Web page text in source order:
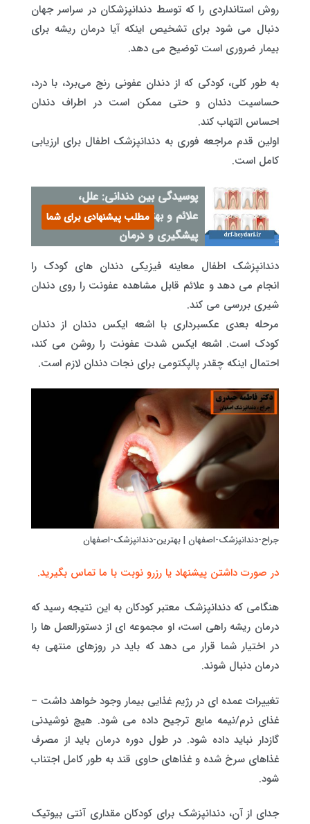
روش استانداردی را که توسط دندانپزشکان در سراسر جهان
دنبال می شود برای تشخیص اینکه آیا درمان ریشه برای
بیمار ضروری است توضیح می دهد.
به طور کلی، کودکی که از دندان عفونی رنج می‌برد، با درد،
حساسیت دندان و حتی ممکن است در اطراف دندان
احساس التهاب کند.
اولین قدم مراجعه فوری به دندانپزشک اطفال برای ارزیابی
کامل است.
پوسیدگی بین دندانی: علل،
علائم و بهترین روش‌های
پیشگیری و درمان
مطلب پیشنهادی برای شما
دندانپزشک اطفال معاینه فیزیکی دندان های کودک را
انجام می دهد و علائم قابل مشاهده عفونت را روی دندان
شیری بررسی می کند.
مرحله بعدی عکسبرداری با اشعه ایکس دندان از دندان
کودک است. اشعه ایکس شدت عفونت را روشن می کند،
احتمال اینکه چقدر پالپکتومی برای نجات دندان لازم است.
جراح-دندانپزشک-اصفهان | بهترین-دندانپزشک-اصفهان
در صورت داشتن پیشنهاد یا رزرو نوبت با ما تماس بگیرید.
هنگامی که دندانپزشک معتبر کودکان به این نتیجه رسید که
درمان ریشه راهی است، او مجموعه ای از دستورالعمل ها را
در اختیار شما قرار می دهد که باید در روزهای منتهی به
درمان دنبال شوند.
تغییرات عمده ای در رژیم غذایی بیمار وجود خواهد داشت –
غذای نرم/نیمه مایع ترجیح داده می شود. هیچ نوشیدنی
گازدار نباید داده شود. در طول دوره درمان باید از مصرف
غذاهای سرخ شده و غذاهای حاوی قند به طور کامل اجتناب
شود.
جدای از آن، دندانپزشک برای کودکان مقداری آنتی بیوتیک